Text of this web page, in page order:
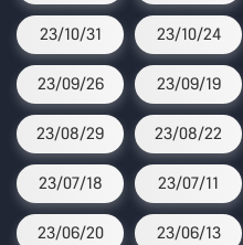
23/10/31 23/10/24
23/09/26 23/09/19
23/08/29 23/08/22
23/07/18 23/07/11
23/06/20 23/06/13